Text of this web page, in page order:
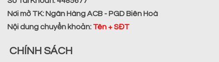
Nơi mở TK: Ngân Hàng ACB - PGD Biên Hoà
Nội dung chuyển khoản: Tên + SĐT
CHÍNH SÁCH